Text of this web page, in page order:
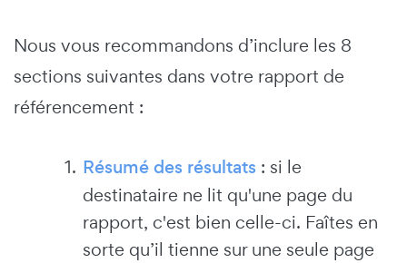
Nous vous recommandons d’inclure les 8
sections suivantes dans votre rapport de
référencement :
Résumé des résultats : si le
destinataire ne lit qu'une page du
rapport, c'est bien celle-ci. Faîtes en
sorte qu’il tienne sur une seule page